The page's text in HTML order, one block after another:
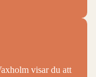
visar du att